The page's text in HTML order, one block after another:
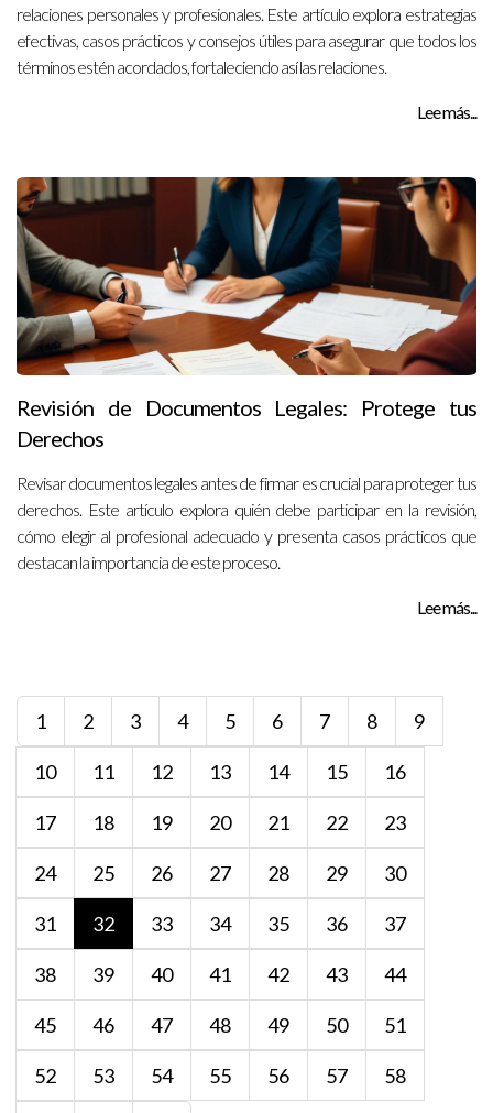
relaciones personales y profesionales. Este artículo explora estrategias
efectivas, casos prácticos y consejos útiles para asegurar que todos los
términos estén acordados, fortaleciendo así las relaciones.
Lee más...
Revisión de Documentos Legales: Protege tus
Derechos
Revisar documentos legales antes de firmar es crucial para proteger tus
derechos. Este artículo explora quién debe participar en la revisión,
cómo elegir al profesional adecuado y presenta casos prácticos que
destacan la importancia de este proceso.
Lee más...
1 2 3 4 5 6 7 8 9
10 11 12 13 14 15 16
17 18 19 20 21 22 23
24 25 26 27 28 29 30
31 32 33 34 35 36 37
38 39 40 41 42 43 44
45 46 47 48 49 50 51
52 53 54 55 56 57 58